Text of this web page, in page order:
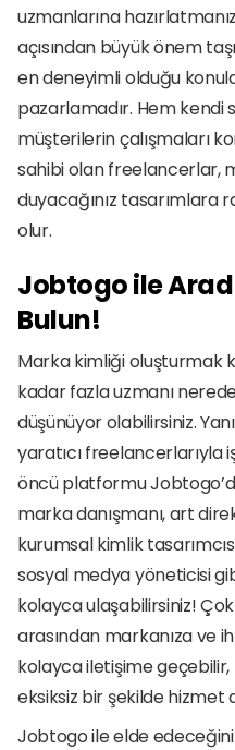
uzmanlarına
açısından büyük önem
en deneyimli olduğu
pazarlamadır. Hem kendi
müşterilerin çalışmaları
sahibi olan freelancerlar,
duyacağınız tasarımlara
olur.
Jobtogo ile
Bulun!
Marka kimliği oluşturmak
kadar fazla uzmanı
düşünüyor olabilirsiniz.
yaratıcı
öncü platformu
marka danışmanı, art
kurumsal kimlik
sosyal medya yöneticisi
kolayca ulaşabilirsiniz!
arasından markanıza ve
kolayca iletişime
eksiksiz bir şekilde hizmet
Jobtogo ile elde